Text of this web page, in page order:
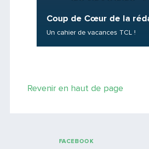
PARTAGER
Coup de Cœur de la
Un cahier de vacances TCL !
Revenir en haut de page
FACEBOOK